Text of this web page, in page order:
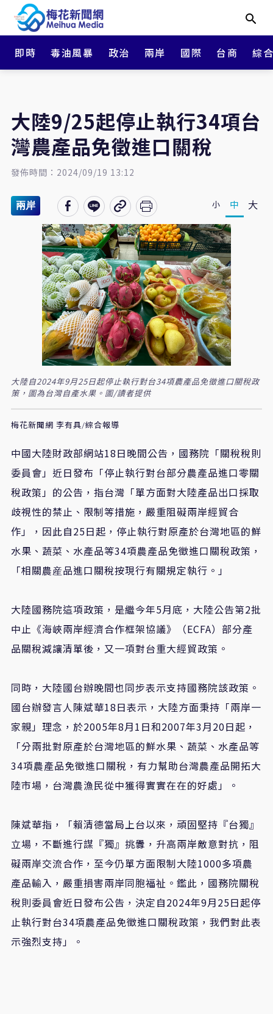
即時 毒油風暴 政治 兩岸 國際 台商 綜
大陸9/25起停止執行34項台
灣農產品免徵進口關稅
發佈時間：2024/09/19 13:12
兩岸 小 中 大
大陸自2024年9月25日起停止執行對台34項農產品免徵進口關稅政
策，圖為台灣自產水果。圖/讀者提供
梅花新聞網 李有具/綜合報導
中國大陸財政部網站18日晚間公告，國務院「關稅稅則
委員會」近日發布「停止執行對台部分農產品進口零關
稅政策」的公告，指台灣「單方面對大陸產品出口採取
歧視性的禁止、限制等措施，嚴重阻礙兩岸經貿合
作」，因此自25日起，停止執行對原產於台灣地區的鮮
水果、蔬菜、水產品等34項農產品免徵進口關稅政策，
「相關農産品進口關稅按現行有關規定執行。」
大陸國務院這項政策，是繼今年5月底，大陸公告第2批
中止《海峽兩岸經濟合作框架協議》（ECFA）部分產
品關稅減讓清單後，又一項對台重大經貿政策。
同時，大陸國台辦晚間也同步表示支持國務院該政策。
國台辦發言人陳斌華18日表示，大陸方面秉持「兩岸一
家親」理念，於2005年8月1日和2007年3月20日起，
「分兩批對原產於台灣地區的鮮水果、蔬菜、水產品等
34項農產品免徵進口關稅，有力幫助台灣農產品開拓大
陸市場，台灣農漁民從中獲得實實在在的好處」。
陳斌華指，「賴清德當局上台以來，頑固堅持『台獨』
立場，不斷進行謀『獨』挑釁，升高兩岸敵意對抗，阻
礙兩岸交流合作，至今仍單方面限制大陸1000多項農
產品輸入，嚴重損害兩岸同胞福祉。鑑此，國務院關稅
稅則委員會近日發布公告，決定自2024年9月25日起停
止執行對台34項農產品免徵進口關稅政策，我們對此表
示強烈支持」。